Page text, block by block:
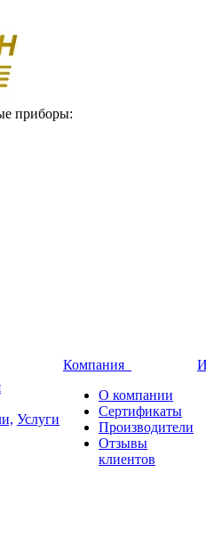
приборы:
Услуги
Компания
О компании
Сертификаты
Производители
Отзывы
клиентов